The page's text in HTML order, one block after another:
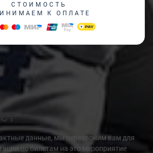
СТОИМОСТЬ
К ОПЛАТЕ
данные, мы перезвоним вам для
по билетам на это мероприятие